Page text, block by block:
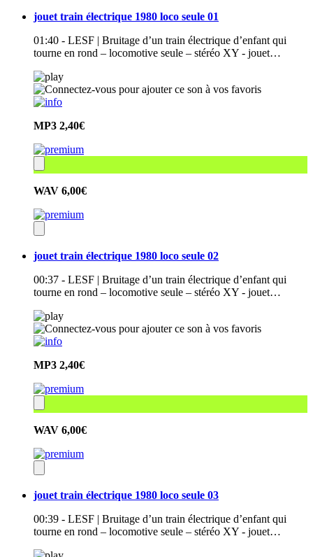
jouet train électrique 1980 loco seule 01
01:40 - LESF | Bruitage d’un train électrique d’enfant qui
tourne en rond – locomotive seule – stéréo XY - jouet…
MP3 2,40€
WAV 6,00€
jouet train électrique 1980 loco seule 02
00:37 - LESF | Bruitage d’un train électrique d’enfant qui
tourne en rond – locomotive seule – stéréo XY - jouet…
MP3 2,40€
WAV 6,00€
jouet train électrique 1980 loco seule 03
00:39 - LESF | Bruitage d’un train électrique d’enfant qui
tourne en rond – locomotive seule – stéréo XY - jouet…